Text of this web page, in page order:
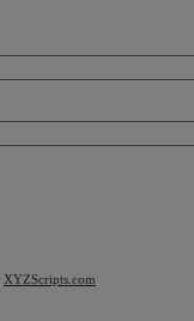
XYZScripts.com